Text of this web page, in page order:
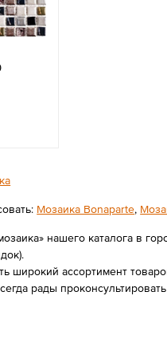
Мозаика Bonaparte,
нашего каталога в
широкий ассортимент
рады